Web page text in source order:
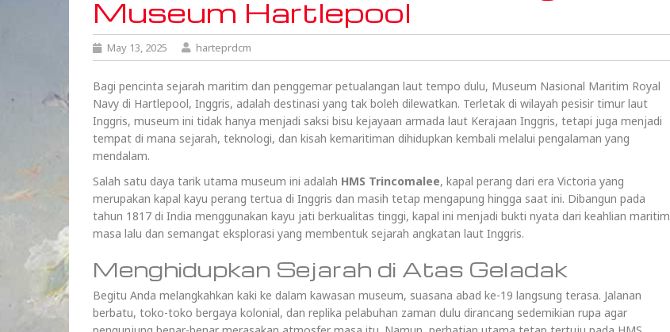
Museum Hartlepool
May 13, 2025 harteprdcm
Bagi pencinta sejarah maritim dan penggemar petualangan laut tempo dulu, Museum Nasional Maritim Royal
Navy di Hartlepool, Inggris, adalah destinasi yang tak boleh dilewatkan. Terletak di wilayah pesisir timur laut
Inggris, museum ini tidak hanya menjadi saksi bisu kejayaan armada laut Kerajaan Inggris, tetapi juga menjadi
tempat di mana sejarah, teknologi, dan kisah kemaritiman dihidupkan kembali melalui pengalaman yang
mendalam.
Salah satu daya tarik utama museum ini adalah HMS Trincomalee, kapal perang dari era Victoria yang
merupakan kapal kayu perang tertua di Inggris dan masih tetap mengapung hingga saat ini. Dibangun pada
tahun 1817 di India menggunakan kayu jati berkualitas tinggi, kapal ini menjadi bukti nyata dari keahlian maritim
masa lalu dan semangat eksplorasi yang membentuk sejarah angkatan laut Inggris.
Menghidupkan Sejarah di Atas Geladak
Begitu Anda melangkahkan kaki ke dalam kawasan museum, suasana abad ke-19 langsung terasa. Jalanan
berbatu, toko-toko bergaya kolonial, dan replika pelabuhan zaman dulu dirancang sedemikian rupa agar